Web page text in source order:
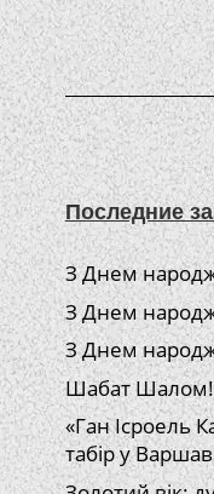
Последние
З Днем
З Днем
З Днем
Шабат Шалом!
«Ган Ісроель
табір у